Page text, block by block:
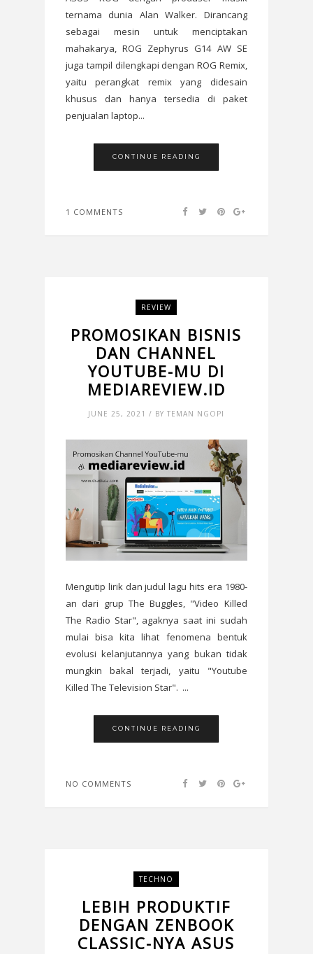
ternama dunia Alan Walker. Dirancang
sebagai mesin untuk menciptakan
mahakarya, ROG Zephyrus G14 AW SE
juga tampil dilengkapi dengan ROG Remix,
yaitu perangkat remix yang didesain
khusus dan hanya tersedia di paket
penjualan laptop...
CONTINUE READING
1 COMMENTS
REVIEW
PROMOSIKAN BISNIS
DAN CHANNEL
YOUTUBE-MU DI
MEDIAREVIEW.ID
JUNE 25, 2021 / BY TEMAN NGOPI
Mengutip lirik dan judul lagu hits era 1980-
an dari grup The Buggles, "Video Killed
The Radio Star", agaknya saat ini sudah
mulai bisa kita lihat fenomena bentuk
evolusi kelanjutannya yang bukan tidak
mungkin bakal terjadi, yaitu "Youtube
Killed The Television Star". ...
CONTINUE READING
NO COMMENTS
TECHNO
LEBIH PRODUKTIF
DENGAN ZENBOOK
CLASSIC-NYA ASUS